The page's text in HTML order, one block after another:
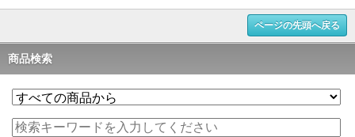
ページの先頭へ戻る
商品検索